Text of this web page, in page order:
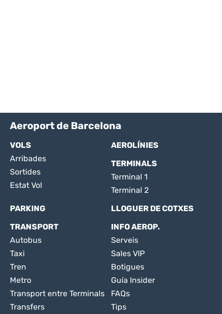
Aeroport de Barcelona
VOLS
Arribades
Sortides
Estat Vol
AEROLÍNIES
TERMINALS
Terminal 1
Terminal 2
PARKING
LLOGUER DE COTXES
TRANSPORT
Autobus
Taxi
Tren
Metro
Transport entre Terminals
Transfers
INFO AEROP.
Serveis
Sales VIP
Botigues
Guía Insider
FAQs
Tips